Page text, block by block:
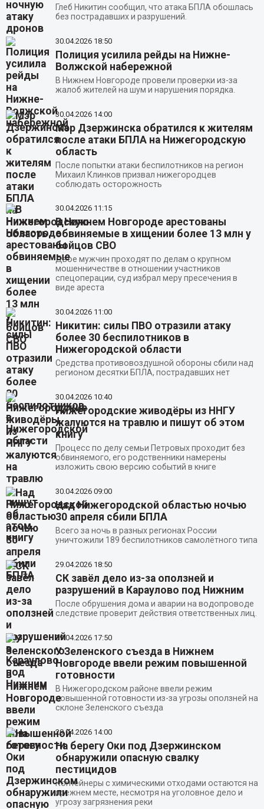
Глеб Никитин сообщил, что атака БПЛА обошлась
без пострадавших и разрушений.
30.04.2026 18:50
Полиция усилила рейды на Нижне-
Волжской набережной
В Нижнем Новгороде провели проверки из-за
жалоб жителей на шум и нарушения порядка.
30.04.2026 14:00
Мэр Дзержинска обратился к жителям
после атаки БПЛА на Нижегородскую
область
После попытки атаки беспилотников на регион
Михаил Клинков призвал нижегородцев
соблюдать осторожность
30.04.2026 11:15
В Нижнем Новгороде арестованы
обвиняемые в хищении более 13 млн у
бойцов СВО
Двое мужчин проходят по делам о крупном
мошенничестве в отношении участников
спецоперации, суд избрал меру пресечения в
виде ареста
30.04.2026 11:00
Никитин: силы ПВО отразили атаку
более 30 беспилотников в
Нижегородской области
Средства противовоздушной обороны сбили над
регионом десятки БПЛА, пострадавших нет
30.04.2026 10:40
Нижегородские живодёры из ННГУ
жалуются на травлю и пишут об этом
книгу
Процесс по делу семьи Петровых проходит без
обвиняемого, его родственники намерены
изложить свою версию событий в книге
30.04.2026 09:00
Над Нижегородской областью ночью
30 апреля сбили БПЛА
Всего за ночь в разных регионах России
уничтожили 189 беспилотников самолётного типа
29.04.2026 18:50
СК завёл дело из-за оползней и
разрушений в Караулово под Нижним
После обрушения дома и аварии на водопроводе
следствие проверит действия ответственных лиц.
29.04.2026 17:50
У Зеленского съезда в Нижнем
Новгороде ввели режим повышенной
готовности
В Нижегородском районе ввели режим
повышенной готовности из-за угрозы оползней на
склоне Зеленского съезда
29.04.2026 14:00
На берегу Оки под Дзержинском
обнаружили опасную свалку
пестицидов
Контейнеры с химическими отходами остаются на
прежнем месте, несмотря на уголовное дело и
угрозу загрязнения реки